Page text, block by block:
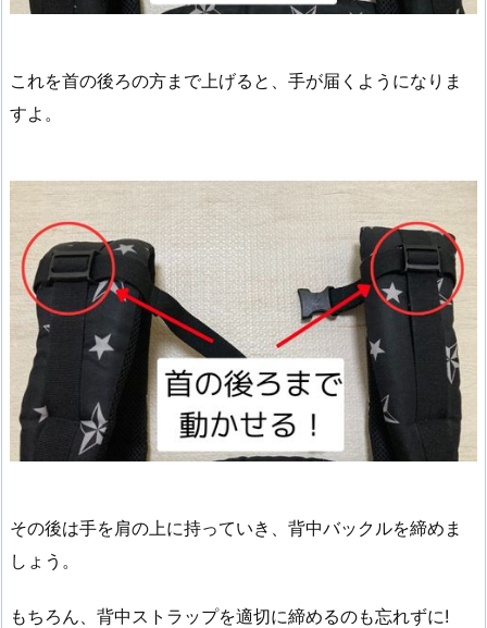
これを首の後ろの方まで上げると、手が届くようになりま
すよ。
その後は手を肩の上に持っていき、背中バックルを締めま
しょう。
もちろん、背中ストラップを適切に締めるのも忘れずに!